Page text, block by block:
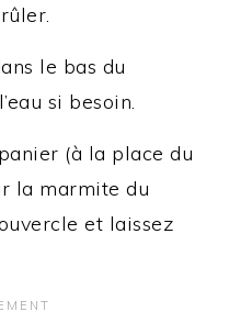
le bas du
si besoin.
(à la place du
la marmite du
et laissez